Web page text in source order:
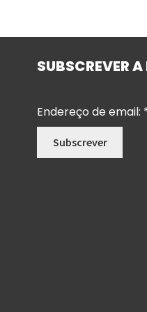
SUBSCREVER
Endereço de email: